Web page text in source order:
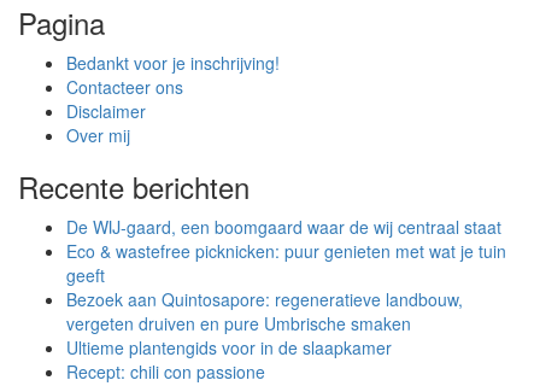
zoeken
is
gang
Pagina
Bedankt voor je inschrijving!
Contacteer ons
Disclaimer
Over mij
Recente berichten
De WIJ-gaard, een boomgaard waar de wij centraal staat
Eco & wastefree picknicken: puur genieten met wat je tuin
geeft
Bezoek aan Quintosapore: regeneratieve landbouw,
vergeten druiven en pure Umbrische smaken
Ultieme plantengids voor in de slaapkamer
Recept: chili con passione